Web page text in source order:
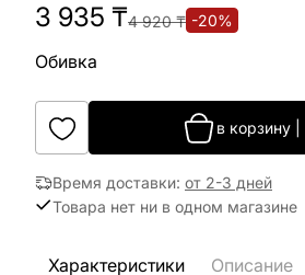
3 935 ₸4 920₸ -20%
Обивка
в корзину
Время доставки: от 2-3 дней
Товара нет ни в одном магазине
Характеристики Описание